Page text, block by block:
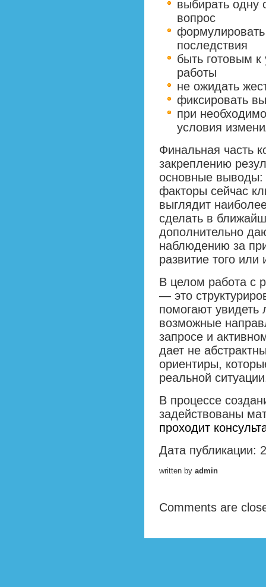
выбирать одну
вопрос
формулировать
последствия
быть готовым
работы
не ожидать
фиксировать
при
условия
Финальная часть
закреплению
основные выводы:
факторы сейчас
выглядит
сделать в
дополнительно
наблюдению за
развитие того или
В целом работа с
— это
помогают увидеть
возможные
запросе и
дает не
ориентиры,
реальной
В процессе
задействованы
проходит
Дата публикации:
written by admin
Comments are